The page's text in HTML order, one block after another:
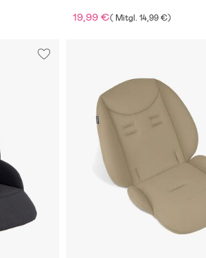
19,99 €(Mitgl. 14,99 €)